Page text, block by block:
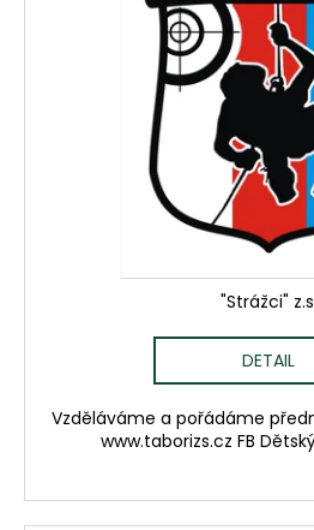
"Strážci"
DETAIL
Vzděláváme a pořádáme
www.taborizs.cz FB